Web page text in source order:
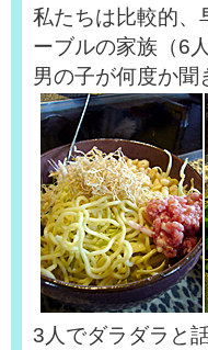
私たちは比較的、
ーブルの家族（6
男の子が何度か聞
3人でダラダラと